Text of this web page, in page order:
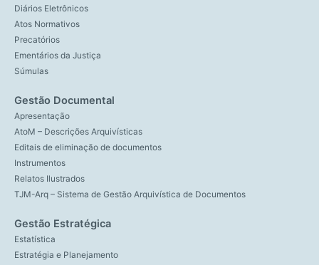
Diários Eletrônicos
Atos Normativos
Precatórios
Ementários da Justiça
Súmulas
Gestão Documental
Apresentação
AtoM – Descrições Arquivísticas
Editais de eliminação de documentos
Instrumentos
Relatos Ilustrados
TJM-Arq – Sistema de Gestão Arquivística de Documentos
Gestão Estratégica
Estatística
Estratégia e Planejamento